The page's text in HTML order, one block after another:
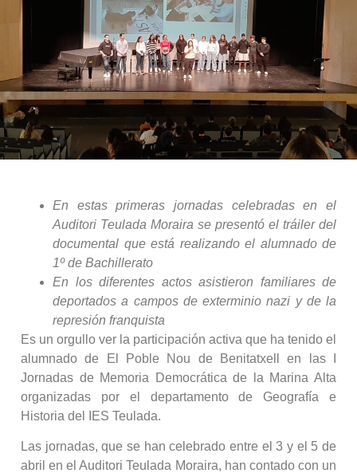
En estas primeras jornadas celebradas en el
Auditori Teulada Moraira se presentó el tráiler del
documental que está realizando el alumnado de
1º de Bachillerato
En los diferentes actos asistieron familiares de
deportados a campos de exterminio nazi y de la
represión franquista
Es un orgullo ver la participación activa que ha tenido el
alumnado de El Poble Nou de Benitatxell en las I
Jornadas de Memoria Democrática de la Marina Alta
organizadas por el departamento de Geografía e
Historia del IES Teulada.
Las jornadas, que se han celebrado entre el 3 y el 5 de
abril en el Auditori Teulada Moraira, han contado con un